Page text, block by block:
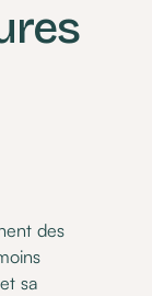
des
sa